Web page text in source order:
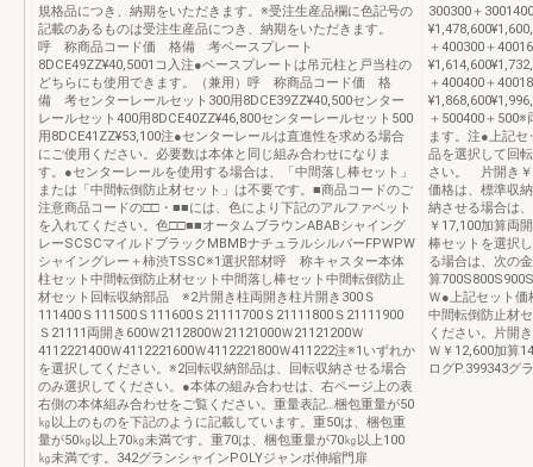
規格品につき、納期をいただきます。※受注生産品欄に色記号の
記載のあるものは受注生産品につき、納期をいただきます。
呼 称商品コード価 格備 考ベースプレート
8DCE49ZZ¥40,5001コ入注●ベースプレートは吊元柱と戸当柱の
どちらにも使用できます。（兼用）呼 称商品コード価 格
備 考センターレールセット300用8DCE39ZZ¥40,500センター
レールセット400用8DCE40ZZ¥46,800センターレールセット500
用8DCE41ZZ¥53,100注●センターレールは直進性を求める場合
にご使用ください。必要数は本体と同じ組み合わせになりま
す。●センターレールを使用する場合は、「中間落し棒セット」
または「中間転倒防止材セット」は不要です。■商品コードのご
注意商品コードの□□・■■には、色により下記のアルファベット
を入れてください。色□□■■オータムブラウンABABシャイング
レーSCSCマイルドブラックMBMBナチュラルシルバーFPWPW
シャイングレー＋柿渋TSSC※1選択部材呼 称キャスター本体
柱セット中間転倒防止材セット中間落し棒セット中間転倒防止
材セット回転収納部品 ※2片開き柱両開き柱片開き300Ｓ
111400Ｓ111500Ｓ111600Ｓ21111700Ｓ21111800Ｓ21111900
Ｓ21111両開き600Ｗ2112800Ｗ21121000Ｗ21121200Ｗ
4112221400Ｗ4112221600Ｗ4112221800Ｗ411222注※1いずれか
を選択してください。※2回転収納部品は、回転収納させる場合
のみ選択してください。●本体の組み合わせは、右ページ上の表
右側の本体組み合わせをご覧ください。重量表記…梱包重量が50
㎏以上のものを下記のように記載しています。重50は、梱包重
量が50㎏以上70㎏未満です。重70は、梱包重量が70㎏以上100
㎏未満です。342グランシャインPOLYジャンボ伸縮門扉
300300＋
＋400300＋
＋400400＋
＋500400＋
ます。注●上記
品を選択して回
さい。 片開き￥
価格は、標準収
納させる場合は
￥17,100加算両
棒セットを選択
る場合は、次の
算
Ｗ●上記セット価
中間転倒防止材
ください。片開
Ｗ￥12,600加算
ログP.399343グ